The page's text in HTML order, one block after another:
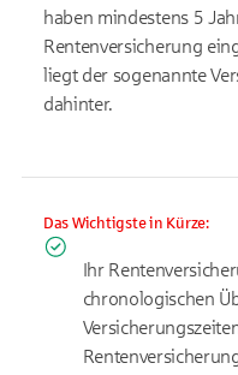
haben mindestens 5
Rentenversicherung
liegt der sogenannte
dahinter.
Das Wichtigste in Kürze:
Ihr
chronologischen